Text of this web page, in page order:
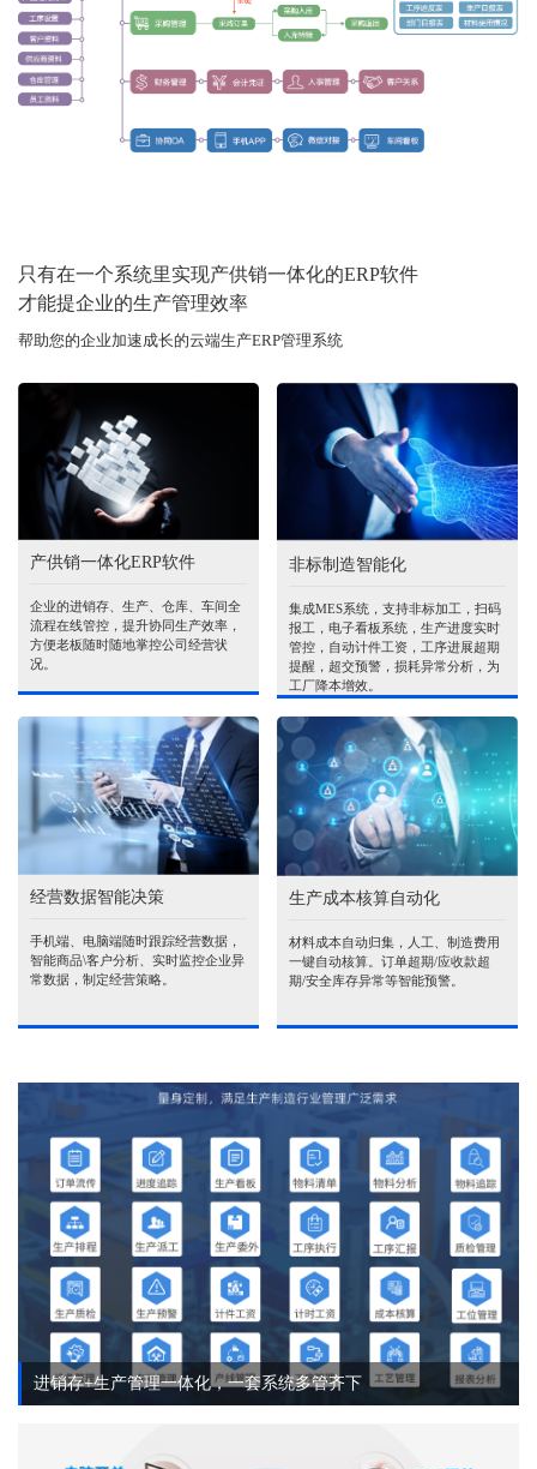
只有在一个系统里实现产供销一体化的ERP软件
才能提企业的生产管理效率
帮助您的企业加速成长的云端生产ERP管理系统
产供销一体化ERP软件
企业的进销存、生产、仓库、车间全
流程在线管控，提升协同生产效率，
方便老板随时随地掌控公司经营状
况。
非标制造智能化
集成MES系统，支持非标加工，扫码
报工，电子看板系统，生产进度实时
管控，自动计件工资，工序进展超期
提醒，超交预警，损耗异常分析，为
工厂降本增效。
经营数据智能决策
手机端、电脑端随时跟踪经营数据，
智能商品\客户分析、实时监控企业异
常数据，制定经营策略。
生产成本核算自动化
材料成本自动归集，人工、制造费用
一键自动核算。订单超期/应收款超
期/安全库存异常等智能预警。
进销存+生产管理一体化，一套系统多管齐下